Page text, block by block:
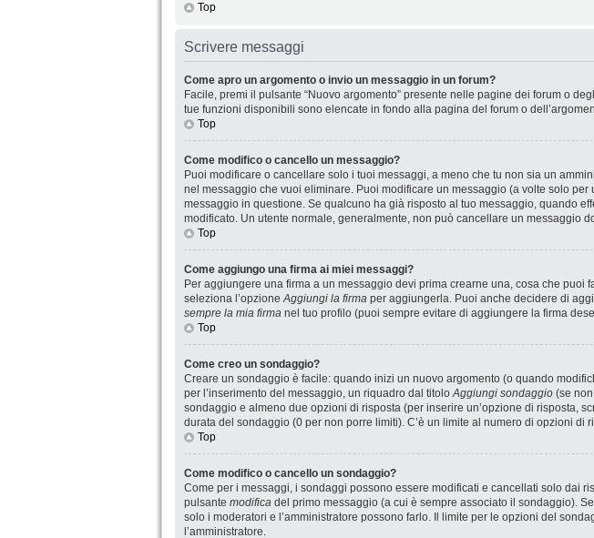
Top
Scrivere messaggi
Come apro un argomento o invio un messaggio in un forum?
Facile, premi il pulsante “Nuovo argomento” presente nelle pagine dei forum o
tue funzioni disponibili sono elencate in fondo alla pagina del forum o
Top
Come modifico o cancello un messaggio?
Puoi modificare o cancellare solo i tuoi messaggi, a meno che tu non sia un
nel messaggio che vuoi eliminare. Puoi modificare un messaggio (a volte solo
messaggio in questione. Se qualcuno ha già risposto al tuo messaggio, quando
modificato. Un utente normale, generalmente, non può cancellare un messaggio
Top
Come aggiungo una firma ai miei messaggi?
Per aggiungere una firma a un messaggio devi prima crearne una, cosa che
seleziona l’opzioneAggiungi la firma per aggiungerla. Puoi anche decidere di
sempre la mia firma nel tuo profilo (puoi sempre evitare di aggiungere la firma
Top
Come creo un sondaggio?
Creare un sondaggio è facile: quando inizi un nuovo argomento (o quando
per l’inserimento del messaggio, un riquadro dal titoloAggiungi sondaggio (se
sondaggio e almeno due opzioni di risposta (per inserire un’opzione di risposta,
durata del sondaggio (0 per non porre limiti). C’è un limite al numero di opzioni di
Top
Come modifico o cancello un sondaggio?
Come per i messaggi, i sondaggi possono essere modificati e cancellati solo dai
pulsante modifica del primo messaggio (a cui è sempre associato il sondaggio).
solo i moderatori e l’amministratore possono farlo. Il limite per le opzioni del
l’amministratore.